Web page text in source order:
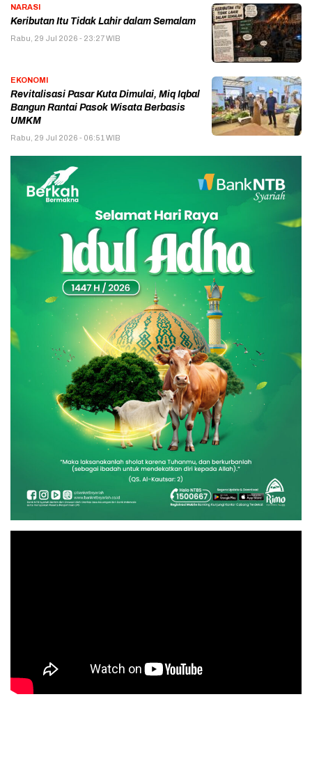
NARASI
Keributan Itu Tidak Lahir dalam Semalam
Rabu, 29 Jul 2026 - 23:27 WIB
EKONOMI
Revitalisasi Pasar Kuta Dimulai, Miq Iqbal
Bangun Rantai Pasok Wisata Berbasis
UMKM
Rabu, 29 Jul 2026 - 06:51 WIB